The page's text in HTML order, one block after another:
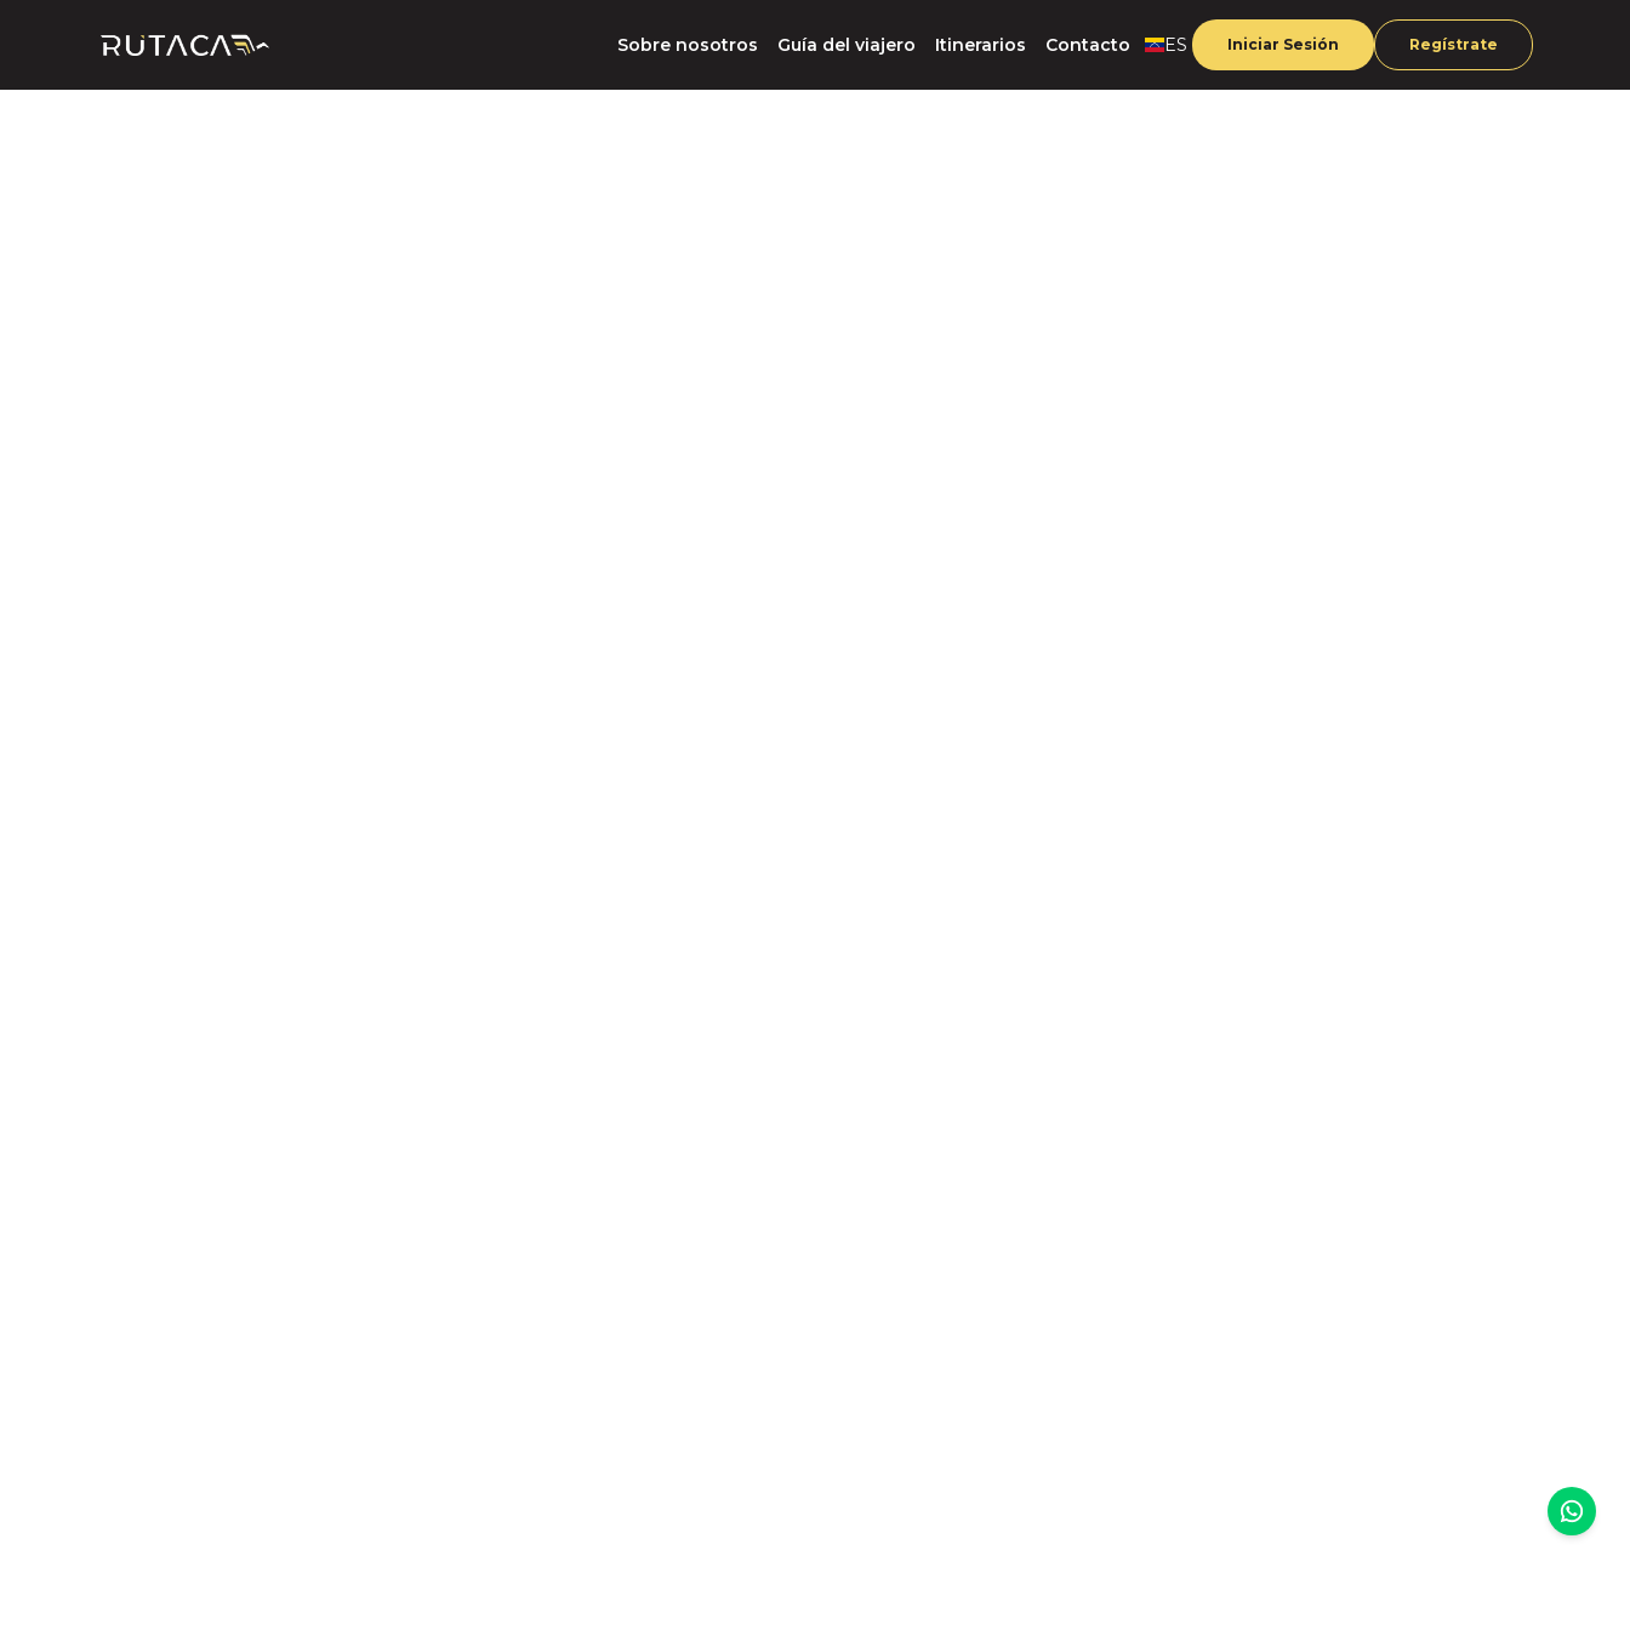
Sobre nosotros Guía del viajero Itinerarios Contacto ES Iniciar Sesión Regístrate